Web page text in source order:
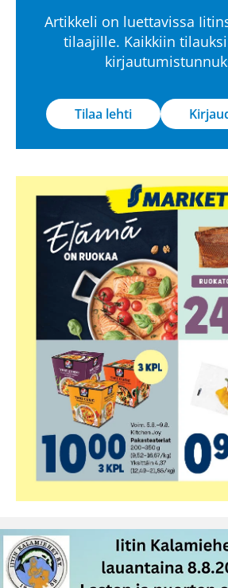
Artikkeli on luettavissa
tilaajille. Kaikkiin
Tilaa lehti